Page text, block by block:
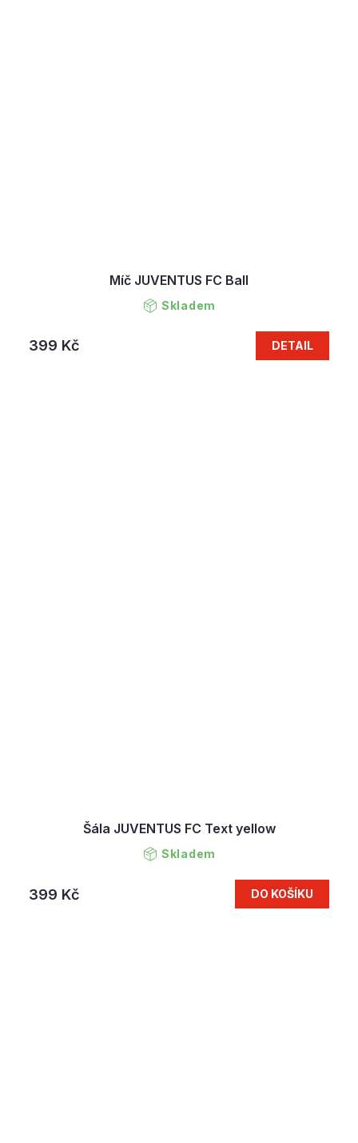
Míč JUVENTUS FC Ball
Skladem
399 Kč DETAIL
Šála JUVENTUS FC Text yellow
Skladem
399 Kč DO KOŠÍKU